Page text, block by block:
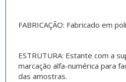
FABRICAÇÃO: Fabricado em
ESTRUTURA: Estante com a
marcação alfa-numérica para
das amostras.